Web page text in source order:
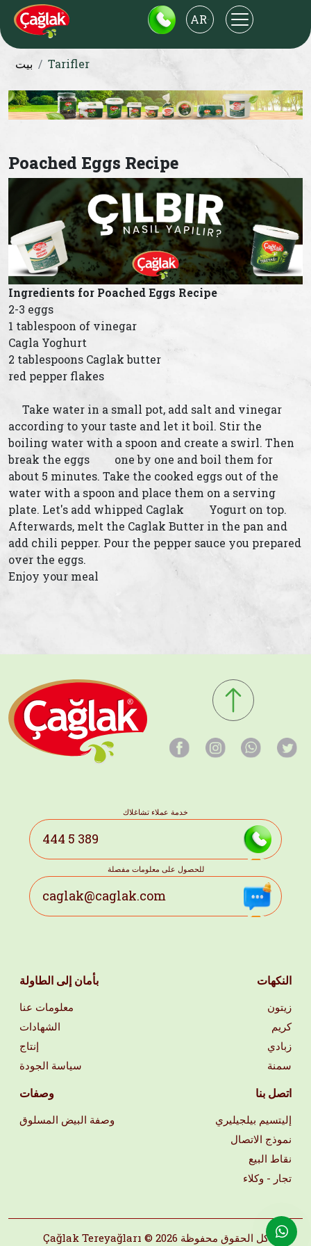
AR
بيت Tarifler
Poached Eggs Recipe
Ingredients for Poached Eggs Recipe
2-3 eggs
1 tablespoon of vinegar
Cagla Yoghurt
2 tablespoons Caglak butter
red pepper flakes
Take water in a small pot, add salt and vinegar
according to your taste and let it boil. Stir the
boiling water with a spoon and create a swirl. Then
break the eggs one by one and boil them for
about 5 minutes. Take the cooked eggs out of the
water with a spoon and place them on a serving
plate. Let's add whipped Caglak Yogurt on top.
Afterwards, melt the Caglak Butter in the pan and
add chili pepper. Pour the pepper sauce you prepared
over the eggs.
Enjoy your meal
خدمة عملاء تشاغلاك
444 5 389
للحصول على معلومات مفصلة
caglak@caglak.com
بأمان إلى الطاولة
معلومات عنا
الشهادات
إنتاج
سياسة الجودة
النكهات
زيتون
كريم
زبادي
سمنة
وصفات
وصفة البيض المسلوق
اتصل بنا
إليتسيم بيلجيليري
نموذج الاتصال
نقاط البيع
تجار - وكلاء
Çağlak Tereyağları © كل الحقوق محفوظة 2026